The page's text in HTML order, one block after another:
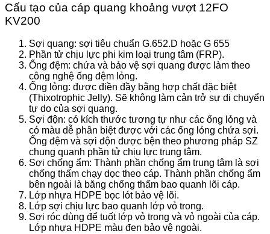
Cấu tạo của cáp quang khoảng vượt 12FO
KV200
Sợi quang: sợi tiêu chuẩn G.652.D hoặc G 655
Phần tử chịu lực phi kim loại trung tâm (FRP).
Ống đệm: chứa và bảo vệ sợi quang được làm theo
công nghệ ống đệm lỏng.
Ống lỏng: được điền đầy bằng hợp chất đặc biệt
(Thixotrophic Jelly). Sẽ không làm cản trở sự di chuyển
tự do của sợi quang.
Sợi độn: có kích thước tương tự như các ống lỏng và
có màu dễ phân biệt được với các ống lỏng chứa sợi.
Ống đệm và sợi độn được bện theo phương pháp SZ
chung quanh phần tử chịu lực trung tâm.
Sợi chống ẩm: Thành phần chống ẩm trung tâm là sợi
chống thấm chạy dọc theo cáp. Thành phần chống ẩm
bên ngoài là băng chống thấm bao quanh lõi cáp.
Lớp nhựa HDPE bọc lót bảo vệ lõi.
Lớp sợi chịu lực bao quanh lớp vỏ trong.
Sợi róc dùng để tuốt lớp vỏ trong và vỏ ngoài của cáp.
Lớp nhựa HDPE màu đen bảo vệ ngoài.